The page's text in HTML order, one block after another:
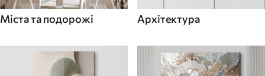
Міста та подорожі Архітектура